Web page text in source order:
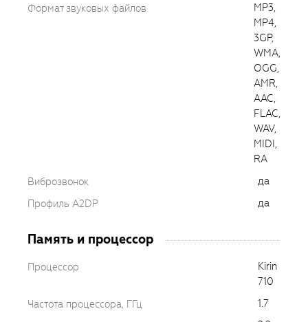
Формат звуковых файлов
MP3,
MP4,
3GP,
WMA,
OGG,
AMR,
AAC,
FLAC,
WAV,
MIDI,
RA
Виброзвонок
да
Профиль A2DP
да
Память и процессор
Процессор
Kirin
710
Частота процессора, ГГц
1.7